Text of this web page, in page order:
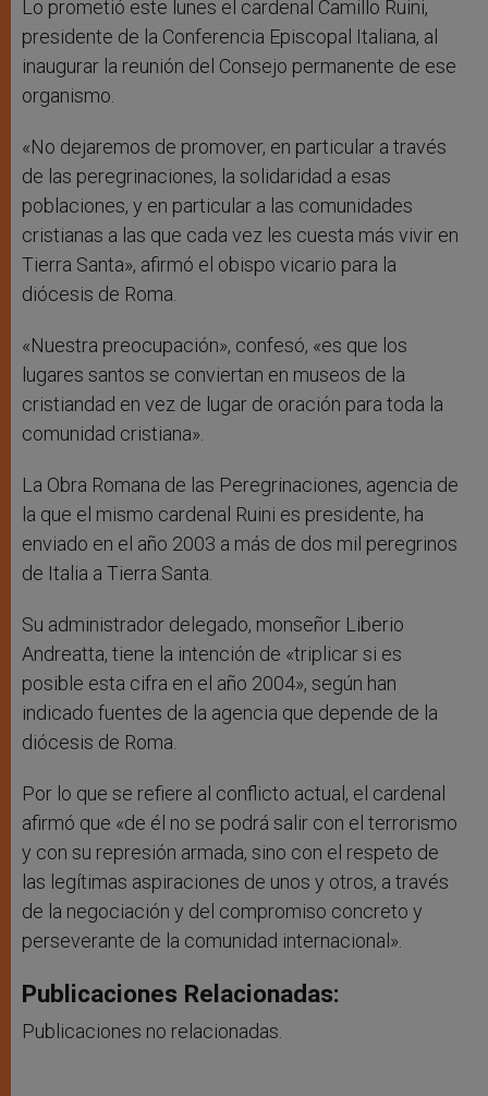
Lo prometió este lunes el cardenal Camillo Ruini,
presidente de la Conferencia Episcopal Italiana, al
inaugurar la reunión del Consejo permanente de ese
organismo.
«No dejaremos de promover, en particular a través
de las peregrinaciones, la solidaridad a esas
poblaciones, y en particular a las comunidades
cristianas a las que cada vez les cuesta más vivir en
Tierra Santa», afirmó el obispo vicario para la
diócesis de Roma.
«Nuestra preocupación», confesó, «es que los
lugares santos se conviertan en museos de la
cristiandad en vez de lugar de oración para toda la
comunidad cristiana».
La Obra Romana de las Peregrinaciones, agencia de
la que el mismo cardenal Ruini es presidente, ha
enviado en el año 2003 a más de dos mil peregrinos
de Italia a Tierra Santa.
Su administrador delegado, monseñor Liberio
Andreatta, tiene la intención de «triplicar si es
posible esta cifra en el año 2004», según han
indicado fuentes de la agencia que depende de la
diócesis de Roma.
Por lo que se refiere al conflicto actual, el cardenal
afirmó que «de él no se podrá salir con el terrorismo
y con su represión armada, sino con el respeto de
las legítimas aspiraciones de unos y otros, a través
de la negociación y del compromiso concreto y
perseverante de la comunidad internacional».
Publicaciones Relacionadas:
Publicaciones no relacionadas.